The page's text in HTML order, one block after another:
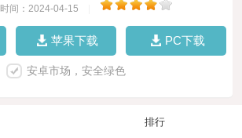
时间：2024-04-15
苹果下载 PC下载
安卓市场，安全绿色
排行